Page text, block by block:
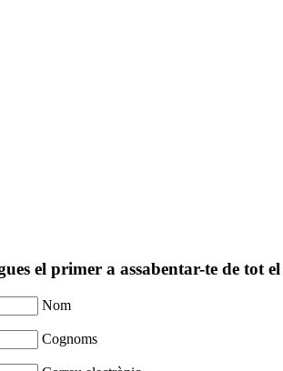
el primer a assabentar-te de tot
Nom
Cognoms